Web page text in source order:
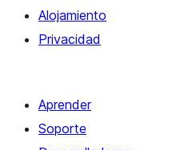
Alojamiento
Privacidad
Aprender
Soporte